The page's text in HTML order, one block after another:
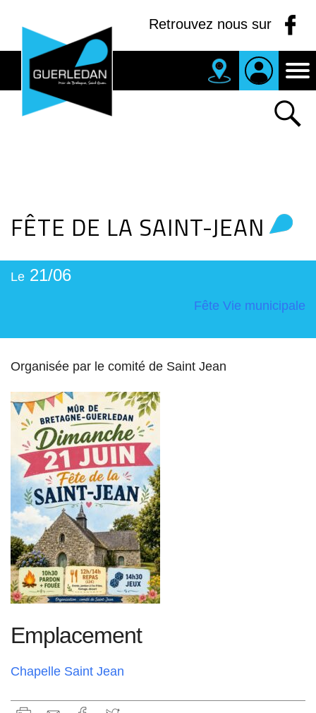
Retrouvez nous sur
FÊTE DE LA SAINT-JEAN
Le 21/06
Fête Vie municipale
Organisée par le comité de Saint Jean
Emplacement
Chapelle Saint Jean